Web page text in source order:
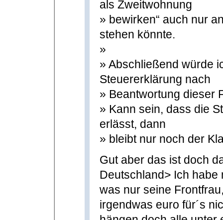
als Zweitwohnung
» bewirken“ auch nur
stehen könnte.
»
» Abschließend würde
Steuererklärung nach
» Beantwortung dieser
» Kann sein, dass die
erlässt, dann
» bleibt nur noch der
Gut aber das ist doch
Deutschland> Ich habe
was nur seine
irgendwas euro für´s